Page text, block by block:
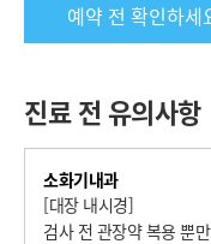
예약 전 확인하세
진료 전 유의사항
소화기내과
[대장 내시경]
검사 전 관장약 복용 뿐